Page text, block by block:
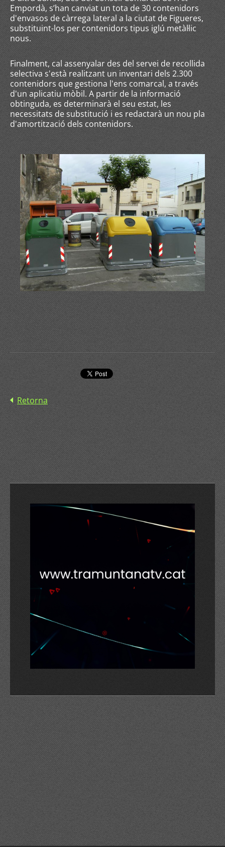
Empordà, s’han canviat un tota de 30 contenidors
d'envasos de càrrega lateral a la ciutat de Figueres,
substituint-los per contenidors tipus iglú metàl·lic
nous.
Finalment, cal assenyalar des del servei de recollida
selectiva s'està realitzant un inventari dels 2.300
contenidors que gestiona l'ens comarcal, a través
d'un aplicatiu mòbil. A partir de la informació
obtinguda, es determinarà el seu estat, les
necessitats de substitució i es redactarà un nou pla
d'amortització dels contenidors.
Retorna